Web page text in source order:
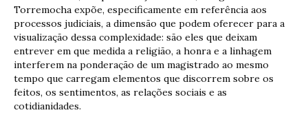
Torremocha expõe, especificamente em referência aos
processos judiciais, a dimensão que podem oferecer para a
visualização dessa complexidade: são eles que deixam
entrever em que medida a religião, a honra e a linhagem
interferem na ponderação de um magistrado ao mesmo
tempo que carregam elementos que discorrem sobre os
feitos, os sentimentos, as relações sociais e as
cotidianidades.